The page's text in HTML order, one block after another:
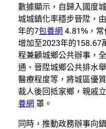
數據顯示，自歸入國度
城城鎮化率穩步晉陞，
年的7包養網 4.81%，
增加至2023年的158.67
程兼顧城鄉公共辦事，
通、晉陞城鄉公共排水
醫療程度等，將城區優
裁人後回抵家鄉，親戚
養網 罩。
同時，推動政務辦事向